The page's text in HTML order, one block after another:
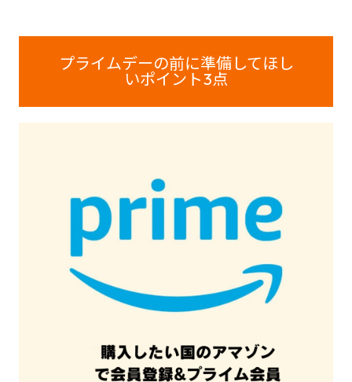
プライムデーの前に準備してほし
いポイント3点